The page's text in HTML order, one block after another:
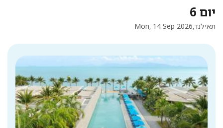
יום 6
Mon, 14 Sep 2026תאילנד,